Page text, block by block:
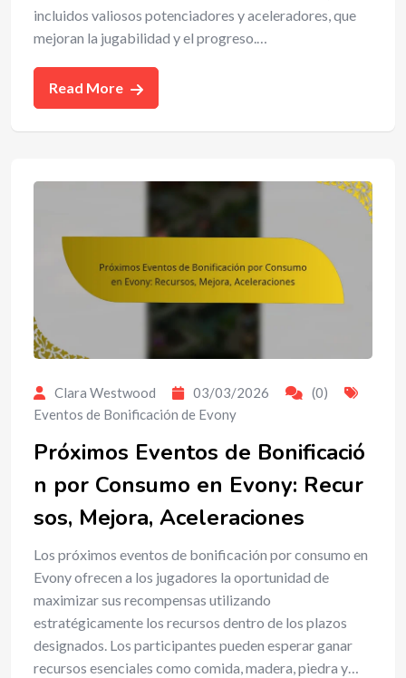
incluidos valiosos potenciadores y aceleradores, que
mejoran la jugabilidad y el progreso.…
Read More
Clara Westwood 03/03/2026
(0)
Eventos de Bonificación de Evony
Próximos Eventos de Bonificació
n por Consumo en Evony: Recur
sos, Mejora, Aceleraciones
Los próximos eventos de bonificación por consumo en
Evony ofrecen a los jugadores la oportunidad de
maximizar sus recompensas utilizando
estratégicamente los recursos dentro de los plazos
designados. Los participantes pueden esperar ganar
recursos esenciales como comida, madera, piedra y…